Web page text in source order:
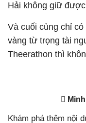
Hải không giữ
Và cuối cùng chỉ
vàng từ trọng tài
Theerathon thì
Khám phá thêm nội